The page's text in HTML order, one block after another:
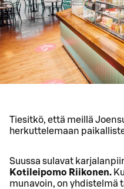
Tiesitkö, että meillä
herkuttelemaan
Suussa sulavat
Kotileipomo Riikonen.
munavoin, on yhdistelmä